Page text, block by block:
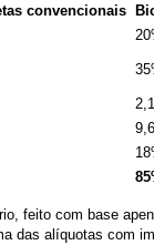
convencionais
feito com base
das alíquotas com